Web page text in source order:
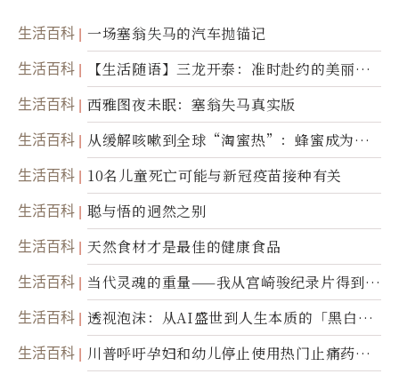
生活百科 一场塞翁失马的汽车抛锚记
生活百科
【生活随语】三龙开泰：准时赴约的美丽震
撼
生活百科 西雅图夜未眠：塞翁失马真实版
生活百科
从缓解咳嗽到全球“淘蜜热”：蜂蜜成为健
康产业前沿商品
生活百科 10名儿童死亡可能与新冠疫苗接种有关
生活百科 聪与悟的迥然之别
生活百科 天然食材才是最佳的健康食品
生活百科
当代灵魂的重量——我从宫崎骏纪录片得到的
省思
生活百科
透视泡沫：从AI盛世到人生本质的「黑白一
瞬」
生活百科
川普呼吁孕妇和幼儿停止使用热门止痛药泰